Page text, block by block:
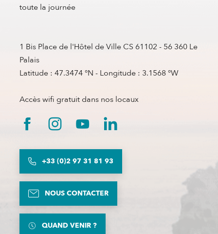
toute la journée
1 Bis Place de l'Hôtel de Ville CS 61102 - 56 360 Le
Palais
Latitude : 47.3474 °N - Longitude : 3.1568 °W
Accès wifi gratuit dans nos locaux
+33 (0)2 97 31 81 93
NOUS CONTACTER
QUAND VENIR ?